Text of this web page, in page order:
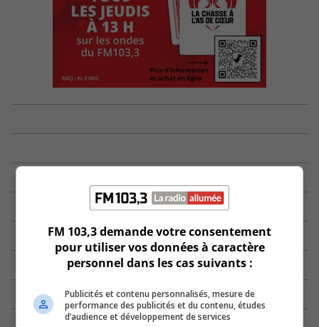
FM 103,3 demande votre consentement
pour utiliser vos données à caractère
personnel dans les cas suivants :
Publicités et contenu personnalisés, mesure de
performance des publicités et du contenu, études
d’audience et développement de services